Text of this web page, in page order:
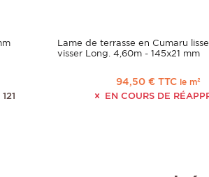
Lame de terrasse en Cumaru
visser Long. 4,60m - 145x21 mm
94,50 € TTC le m²
EN COURS DE